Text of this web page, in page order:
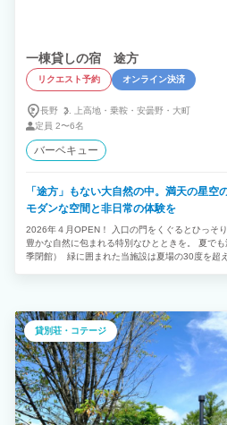
一棟貸しの宿 途方
リクエスト予約 オンライン決済
長野 上高地・ 乗鞍・ 安曇野・ 大町
定員 2〜6名
バーベキュー
「途方」もない大自然の中。満天の星
モダンな空間と非日常の体験を
2026年４月OPEN！ 入口の門をくぐるとひっそ
豊かな自然に包まれる特別なひとときを。 夏で
季閉館） 緑に囲まれた当施設は夏場の30度を超
貸別荘・コテージ